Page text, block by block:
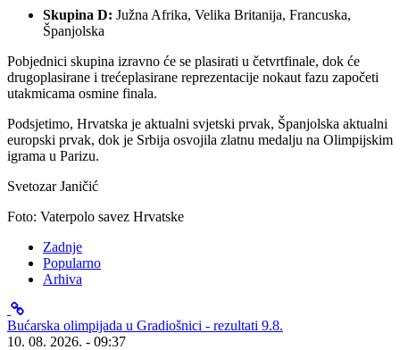
Skupina D: Južna Afrika, Velika Britanija, Francuska,
Španjolska
Pobjednici skupina izravno će se plasirati u četvrtfinale, dok će
drugoplasirane i trećeplasirane reprezentacije nokaut fazu započeti
utakmicama osmine finala.
Podsjetimo, Hrvatska je aktualni svjetski prvak, Španjolska aktualni
europski prvak, dok je Srbija osvojila zlatnu medalju na Olimpijskim
igrama u Parizu.
Svetozar Janičić
Foto: Vaterpolo savez Hrvatske
Zadnje
Popularno
Arhiva
Bućarska olimpijada u Gradiošnici - rezultati 9.8.
10. 08. 2026. - 09:37